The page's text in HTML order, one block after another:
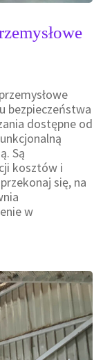
bezpieczeństwa
dostępne od
Są
kosztów i
się, na
w